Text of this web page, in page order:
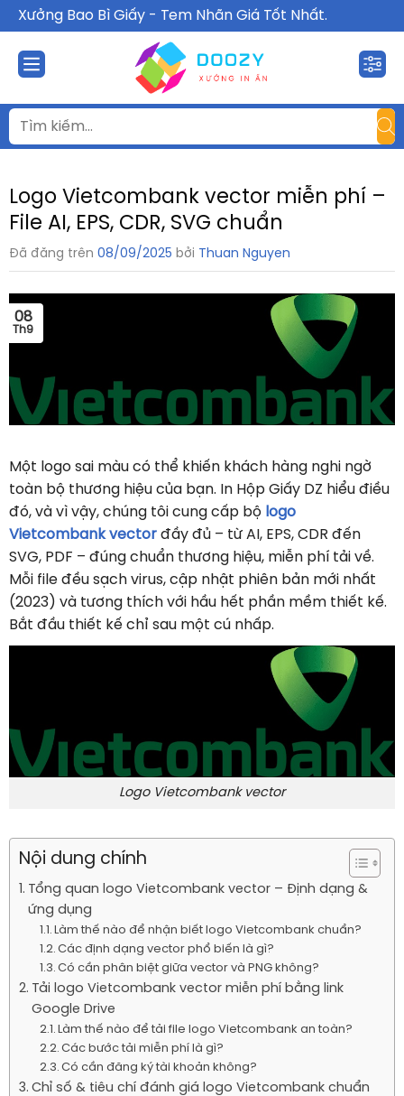
Chuyển
đến
nội
dung
Xưởng Bao Bì Giấy - Tem Nhãn Giá Tốt Nhất.
Logo Vietcombank vector miễn phí –
File AI, EPS, CDR, SVG chuẩn
Đã đăng trên 08/09/2025 bởi Thuan Nguyen
08
Th9
Một logo sai màu có thể khiến khách hàng nghi ngờ
toàn bộ thương hiệu của bạn. In Hộp Giấy DZ hiểu điều
đó, và vì vậy, chúng tôi cung cấp bộ logo
Vietcombank vector đầy đủ – từ AI, EPS, CDR đến
SVG, PDF – đúng chuẩn thương hiệu, miễn phí tải về.
Mỗi file đều sạch virus, cập nhật phiên bản mới nhất
(2023) và tương thích với hầu hết phần mềm thiết kế.
Bắt đầu thiết kế chỉ sau một cú nhấp.
Logo Vietcombank vector
Nội dung chính
Tổng quan logo Vietcombank vector – Định dạng &
ứng dụng
Làm thế nào để nhận biết logo Vietcombank chuẩn?
Các định dạng vector phổ biến là gì?
Có cần phân biệt giữa vector và PNG không?
Tải logo Vietcombank vector miễn phí bằng link
Google Drive
Làm thế nào để tải file logo Vietcombank an toàn?
Các bước tải miễn phí là gì?
Có cần đăng ký tài khoản không?
Chỉ số & tiêu chí đánh giá logo Vietcombank chuẩn